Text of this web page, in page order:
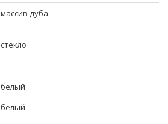
массив дуба
стекло
белый
белый